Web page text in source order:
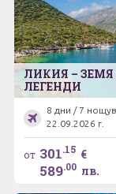
ЛИКИЯ – ЗЕМЯ
ЛЕГЕНДИ
8 дни / 7
22.09.2026 г.
от 301.15 €
589.00 лв.